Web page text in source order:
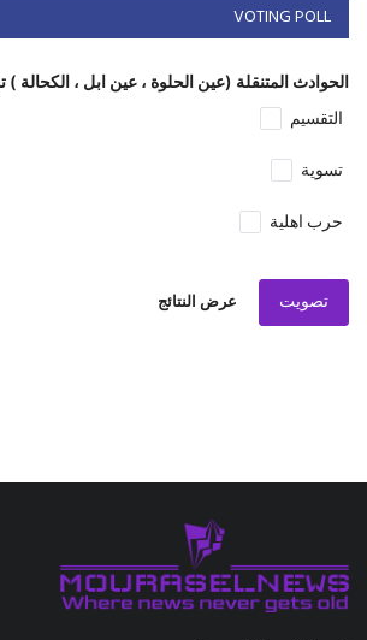
VOTING POLL
الحوادث المتنقلة (عين الحلوة ، عين ابل ، الكحالة )
التقسيم
تسوية
حرب اهلية
تصويت عرض النتائج